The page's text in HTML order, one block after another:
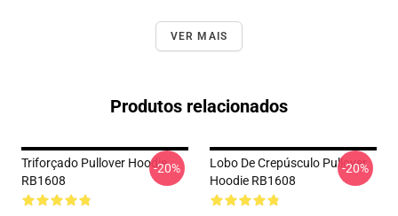
VER MAIS
Produtos relacionados
Triforçado Pullover Hoodie
RB1608
-20%
Lobo De Crepúsculo Pullover
Hoodie RB1608
-20%